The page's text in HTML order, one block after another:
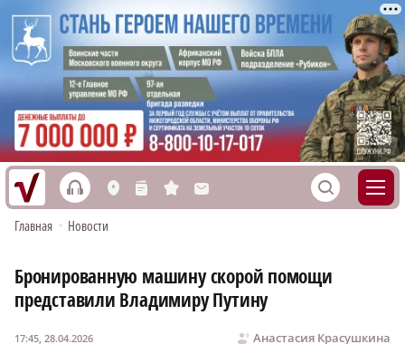
h L n s M S
Главная • Новости
Бронированную машину скорой помощи
представили Владимиру Путину
Анастасия Красушкина
17:45, 28.04.2026